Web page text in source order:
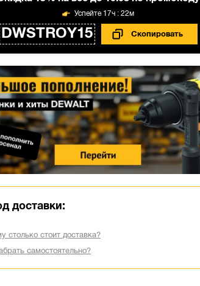
DWSTROY15
17ч : 22м
доставки:
столько стоит доставка?
самостоятельно?